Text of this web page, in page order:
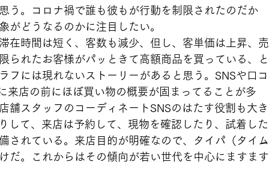
う。コロナ禍で誰も彼もが行動を制限されたのだか
がどうなるのかに注目したい。
在時間は短く、客数も減少、但し、客単価は上昇、売
られたお客様がパッときて高額商品を買っている、と
フには現れないストーリーがあると思う。SNSや口コ
来店の前にほぼ買い物の概要が固まってることが多
舗スタッフのコーディネートSNSのはたす役割も大き
して、来店は予約して、現物を確認したり、試着した
されている。来店目的が明確なので、タイパ（タイム
だ。これからはその傾向が若い世代を中心にますます